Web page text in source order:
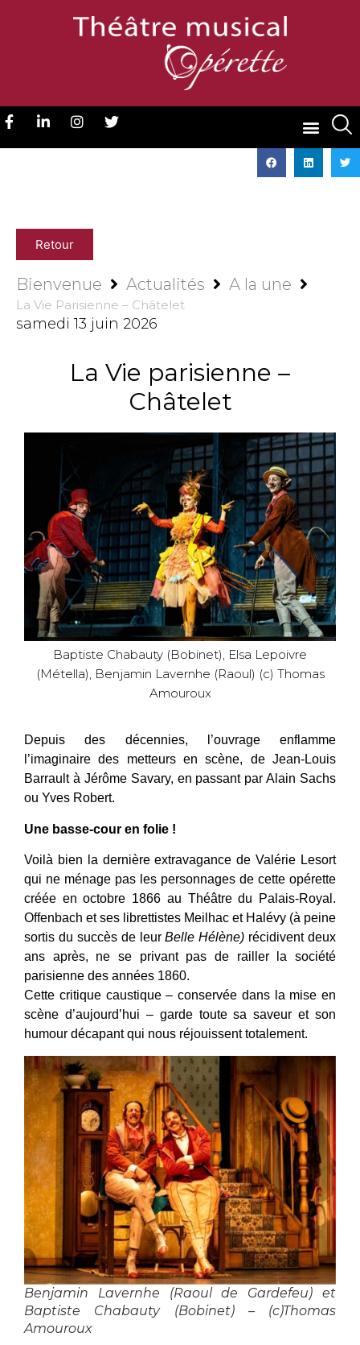
Retour
Bienvenue Actualités A la une
La Vie Parisienne – Châtelet
samedi 13 juin 2026
La Vie parisienne –
Châtelet
Baptiste Chabauty (Bobinet), Elsa Lepoivre
(Métella), Benjamin Lavernhe (Raoul) (c) Thomas
Amouroux
Depuis des décennies, l’ouvrage enflamme
l’imaginaire des metteurs en scène, de Jean-Louis
Barrault à Jérôme Savary, en passant par Alain Sachs
ou Yves Robert.
Une basse-cour en folie !
Voilà bien la dernière extravagance de Valérie Lesort
qui ne ménage pas les personnages de cette opérette
créée en octobre 1866 au Théâtre du Palais-Royal.
Offenbach et ses librettistes Meilhac et Halévy (à peine
sortis du succès de leurBelle Hélène) récidivent deux
ans après, ne se privant pas de railler la société
parisienne des années 1860.
Cette critique caustique – conservée dans la mise en
scène d’aujourd’hui – garde toute sa saveur et son
humour décapant qui nous réjouissent totalement.
Benjamin Lavernhe (Raoul de Gardefeu) et
Baptiste Chabauty (Bobinet) – (c)Thomas
Amouroux